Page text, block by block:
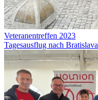
Veteranentreffen 2023
Tagesausflug nach Bratislava